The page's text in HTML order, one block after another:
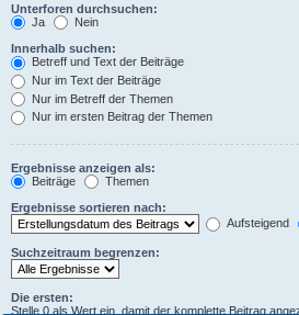
Unterforen durchsuchen:
Ja
Nein
Innerhalb suchen:
Betreff und Text der Beiträge
Nur im Text der Beiträge
Nur im Betreff der Themen
Nur im ersten Beitrag der Themen
Ergebnisse anzeigen als:
Beiträge
Themen
Ergebnisse sortieren nach:
Aufsteigend
Suchzeitraum begrenzen:
Die ersten:
Stelle 0 als Wert ein, damit der komplette Beitrag